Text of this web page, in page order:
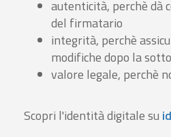
autenticità, perchè dà
del firmatario
integrità, perchè
modifiche dopo la
valore legale, perchè
Scopri l'identità digitale su